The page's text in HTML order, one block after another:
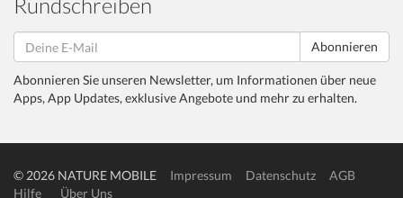
Abonnieren
Abonnieren Sie unseren Newsletter, um Informationen über neue
Apps, App Updates, exklusive Angebote und mehr zu erhalten.
© 2026 NATURE MOBILE Impressum Datenschutz
AGB
Hilfe
Über Uns